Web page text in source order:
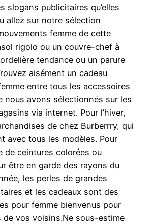
slogans publicitaires qu’elles
allez sur notre sélection
femme de cette
rigolo ou un couvre-chef à
tendance ou un parure
aisément un cadeau
entre tous les accessoires
nous avons sélectionnés sur les
via internet. Pour l’hiver,
de chez Burberrry, qui
avec tous les modèles. Pour
de ceintures colorées ou
être en garde des rayons du
les perles de grandes
et les cadeaux sont des
pour femme bienvenus pour
vos voisins.Ne sous-estime